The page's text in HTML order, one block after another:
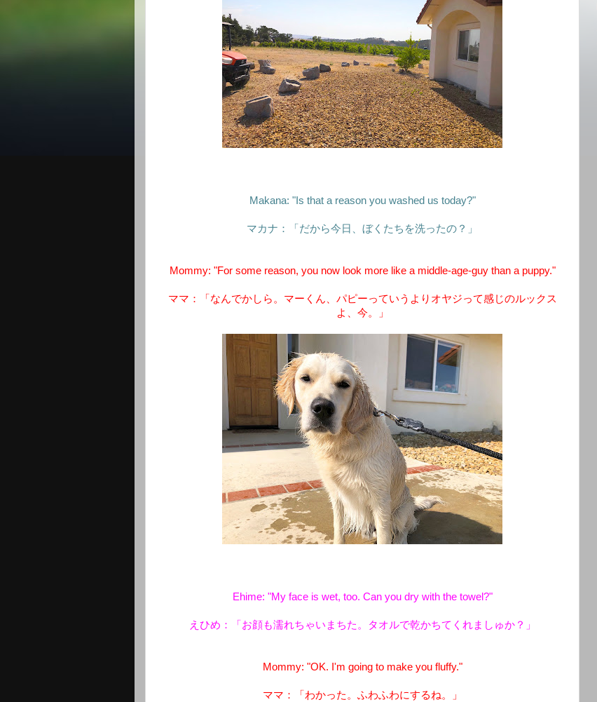
Makana: "Is that a reason you washed us today?"
マカナ：「だから今日、ぼくたちを洗ったの？」
Mommy: "For some reason, you now look more like a middle-age-guy than a puppy."
ママ：「なんでかしら。マーくん、パピーっていうよりオヤジって感じのルックス
よ、今。」
Ehime: "My face is wet, too. Can you dry with the towel?"
えひめ：「お顔も濡れちゃいまちた。タオルで乾かちてくれましゅか？」
Mommy: "OK. I'm going to make you fluffy."
ママ：「わかった。ふわふわにするね。」